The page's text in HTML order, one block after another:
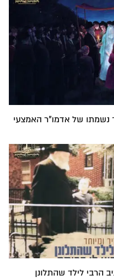
נשמתו של אדמו"ר האמצעי
הרבי לילד שהתלונן